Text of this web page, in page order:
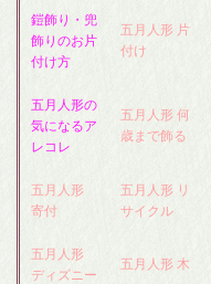
鎧飾り・兜
飾りのお片
付け方
五月人形 片
付け
五月人形の
気になるア
レコレ
五月人形 何
歳まで飾る
五月人形
寄付
五月人形 リ
サイクル
五月人形
ディズニー
五月人形 木